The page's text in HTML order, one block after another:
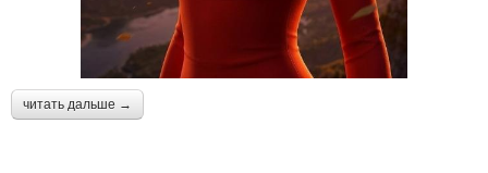
читать дальше →